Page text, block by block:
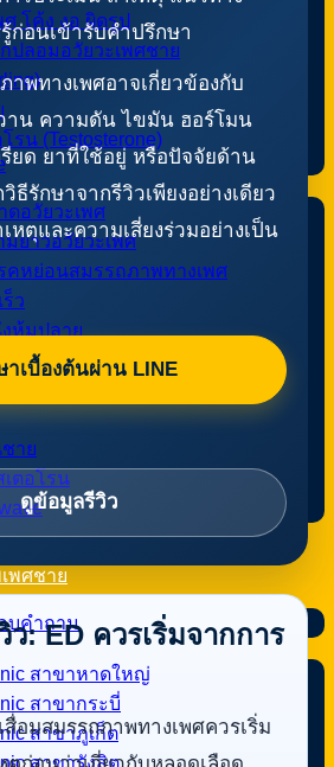
โค้ง งอ ผิดรูป
ปลอมอวัยวะเพศชาย
รน (Testosterone)
ดอวัยวะเพศ
มยาวอวัยวะเพศ
คหย่อนสมรรถภาพทางเพศ
ว
หุ้มปลาย
งอ ผิดรูป
าย
เตอโรน
พศชาย
บคำถาม
สาขาหาดใหญ่
สาขากระบี่
สาขาภูเก็ต
สาขารังสิต
ก่อนเข้ารับคำปรึกษา
าพทางเพศอาจเกี่ยวข้องกับ
าน ความดัน ไขมัน ฮอร์โมน
ยด ยาที่ใช้อยู่ หรือปัจจัยด้าน
ธีรักษาจากรีวิวเพียงอย่างเดียว
หตุและความเสี่ยงร่วมอย่างเป็น
าเบื้องต้นผ่าน LINE
ดูข้อมูลรีวิว
: ED ควรเริ่มจากการ
สื่อมสมรรถภาพทางเพศควรเริ่ม